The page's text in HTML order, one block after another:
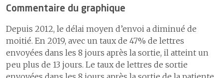
Commentaire du graphique
Depuis 2012, le délai moyen d’envoi a diminué de
moitié. En 2019, avec un taux de 47% de lettres
envoyées dans les 8 jours après la sortie, il atteint un
peu plus de 13 jours. Le taux de lettres de sortie